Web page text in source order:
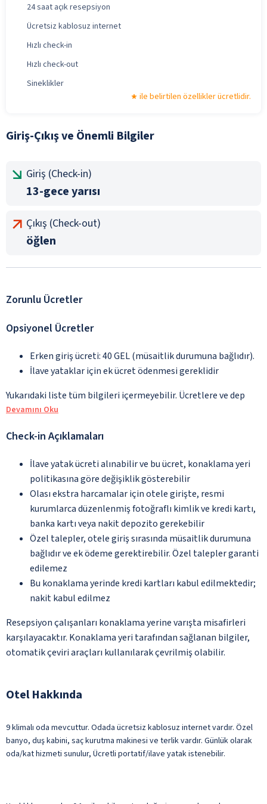
24 saat açık resepsiyon
Ücretsiz kablosuz internet
Hızlı check-in
Hızlı check-out
Sineklikler
ile belirtilen özellikler ücretlidir.
Giriş-Çıkış ve Önemli Bilgiler
Giriş (Check-in)
13-gece yarısı
Çıkış (Check-out)
öğlen
Zorunlu Ücretler
Opsiyonel Ücretler
Erken giriş ücreti: 40 GEL (müsaitlik durumuna bağlıdır).
İlave yataklar için ek ücret ödenmesi gereklidir
Yukarıdaki liste tüm bilgileri içermeyebilir. Ücretlere ve dep
Devamını Oku
Check-in Açıklamaları
İlave yatak ücreti alınabilir ve bu ücret, konaklama yeri
politikasına göre değişiklik gösterebilir
Olası ekstra harcamalar için otele girişte, resmi
kurumlarca düzenlenmiş fotoğraflı kimlik ve kredi kartı,
banka kartı veya nakit depozito gerekebilir
Özel talepler, otele giriş sırasında müsaitlik durumuna
bağlıdır ve ek ödeme gerektirebilir. Özel talepler garanti
edilemez
Bu konaklama yerinde kredi kartları kabul edilmektedir;
nakit kabul edilmez
Resepsiyon çalışanları konaklama yerine varışta misafirleri
karşılayacaktır. Konaklama yeri tarafından sağlanan bilgiler,
otomatik çeviri araçları kullanılarak çevrilmiş olabilir.
Otel Hakkında
9 klimalı oda mevcuttur. Odada ücretsiz kablosuz internet vardır. Özel
banyo, duş kabini, saç kurutma makinesi ve terlik vardır. Günlük olarak
oda/kat hizmeti sunulur, Ücretli portatif/ilave yatak istenebilir.